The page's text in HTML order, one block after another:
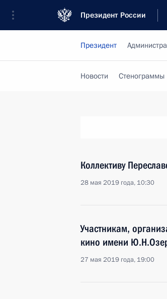
Президент России
Президент
Новости Стенограммы
Коллективу
28 мая 2019 года, 10:30
Участникам,
кино имени
27 мая 2019 года, 19:00